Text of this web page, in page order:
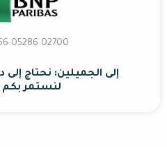
02700 70101 03566 05286
إلى الجميلين: نحتاج
لنستمر